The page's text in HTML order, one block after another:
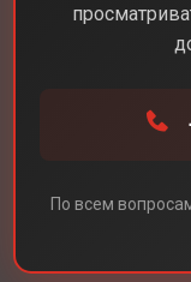
По всем